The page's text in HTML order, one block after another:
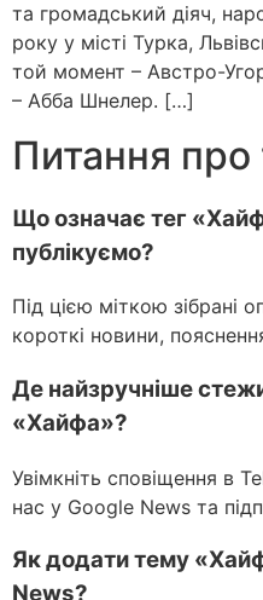
та громадський діяч,
року у місті Турка,
той момент – Австро-
– Абба Шнелер. […]
Питання про
Що означає тег
публікуємо?
Під цією міткою зібрані
короткі новини,
Де найзручніше
«Хайфа»?
Увімкніть сповіщення в
нас у Google News та
Як додати тему
News?